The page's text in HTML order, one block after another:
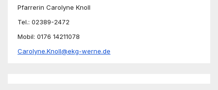
Pfarrerin Carolyne Knoll
Tel.: 02389-2472
Mobil: 0176 14211078
Carolyne.Knoll@ekg-werne.de